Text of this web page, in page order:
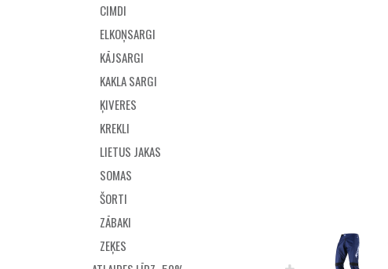
CIMDI
ELKOŅSARGI
KĀJSARGI
KAKLA SARGI
ĶIVERES
KREKLI
LIETUS JAKAS
SOMAS
ŠORTI
ZĀBAKI
ZEĶES